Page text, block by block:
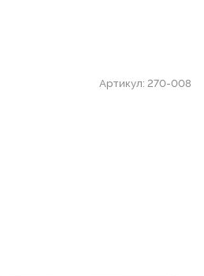
Артикул: 270-008